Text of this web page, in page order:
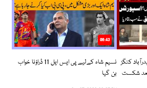
حیدرآباد کنگز
شکست
06:43
نسیم شاہ کےلیے پی ایس ایل 11 ڈراؤنا خواب
بن گیا